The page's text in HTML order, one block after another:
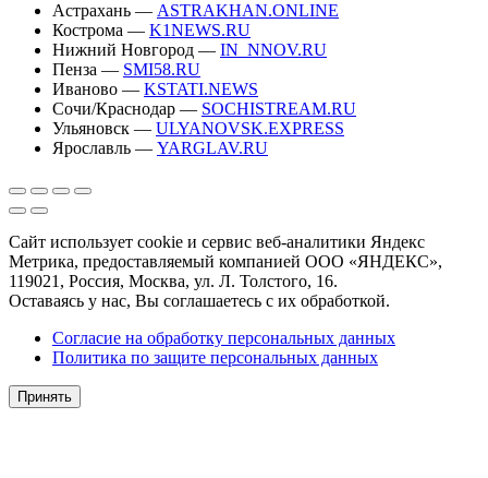
Астрахань — ASTRAKHAN.ONLINE
Кострома — K1NEWS.RU
Нижний Новгород — IN_NNOV.RU
Пенза — SMI58.RU
Иваново — KSTATI.NEWS
Сочи/Краснодар — SOCHISTREAM.RU
Ульяновск — ULYANOVSK.EXPRESS
Ярославль — YARGLAV.RU
Сайт использует cookie и сервис веб-аналитики Яндекс
Метрика, предоставляемый компанией ООО «ЯНДЕКС»,
119021, Россия, Москва, ул. Л. Толстого, 16.
Оставаясь у нас, Вы соглашаетесь с их обработкой.
Согласие на обработку персональных данных
Политика по защите персональных данных
Принять